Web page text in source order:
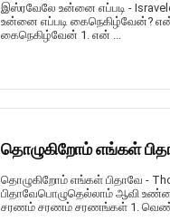
இஸ்ரவேலே உன்னை எப்படி -
உன்னை எப்படி கைநெகிழ்வேன்?
கைநெகிழ்வேன் 1. என் ...
தொழுகிறோம் எங்கள்
தொழுகிறோம் எங்கள் பிதாவே -
பிதாவேபொழுதெல்லாம் ஆவி
சரணம் சரணம் சரணங்கள் 1.